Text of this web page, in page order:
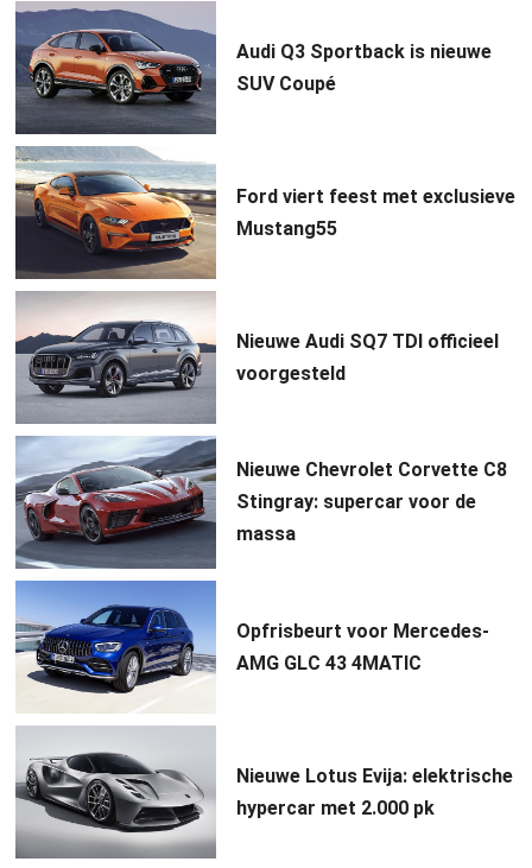
Audi Q3 Sportback is nieuwe
SUV Coupé
Ford viert feest met exclusieve
Mustang55
Nieuwe Audi SQ7 TDI officieel
voorgesteld
Nieuwe Chevrolet Corvette C8
Stingray: supercar voor de
massa
Opfrisbeurt voor Mercedes-
AMG GLC 43 4MATIC
Nieuwe Lotus Evija: elektrische
hypercar met 2.000 pk